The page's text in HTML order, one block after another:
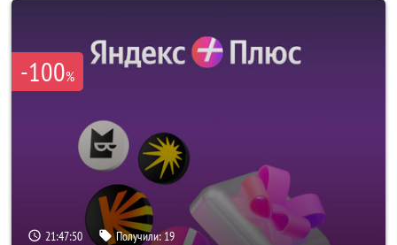
-100%
21:47:49 Получили:19